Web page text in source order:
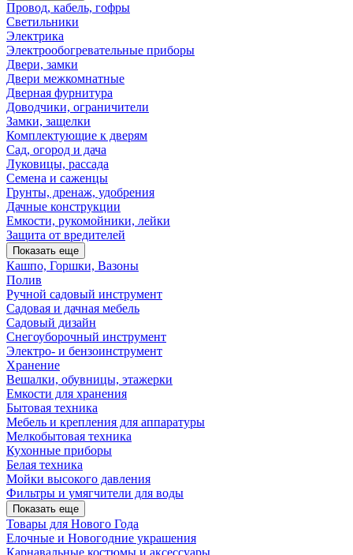
Провод, кабель, гофры
Светильники
Электрика
Электрообогревательные приборы
Двери, замки
Двери межкомнатные
Дверная фурнитура
Доводчики, ограничители
Замки, защелки
Комплектующие к дверям
Сад, огород и дача
Луковицы, рассада
Семена и саженцы
Грунты, дренаж, удобрения
Дачные конструкции
Емкости, рукомойники, лейки
Защита от вредителей
Показать еще
Кашпо, Горшки, Вазоны
Полив
Ручной садовый инструмент
Садовая и дачная мебель
Садовый дизайн
Снегоуборочный инструмент
Электро- и бензоинструмент
Хранение
Вешалки, обувницы, этажерки
Емкости для хранения
Бытовая техника
Мебель и крепления для аппаратуры
Мелкобытовая техника
Кухонные приборы
Белая техника
Мойки высокого давления
Фильтры и умягчители для воды
Показать еще
Товары для Нового Года
Елочные и Новогодние украшения
Карнавальные костюмы и аксессуары